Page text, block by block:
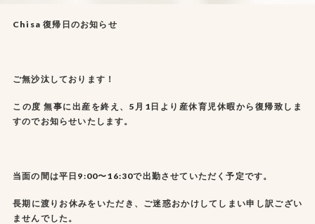
Chisa 復帰日のお知らせ
ご無沙汰しております！
この度 無事に出産を終え、5月1日より産休育児休暇から復帰致しま
すのでお知らせいたします。
当面の間は平日9:00〜16:30で出勤させていただく予定です。
長期に渡りお休みをいただき、ご迷惑おかけしてしまい申し訳ござい
ませんでした。